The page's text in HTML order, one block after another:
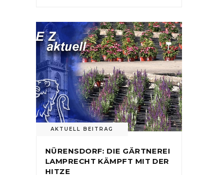
AKTUELL BEITRAG
NÜRENSDORF: DIE GÄRTNEREI
LAMPRECHT KÄMPFT MIT DER
HITZE